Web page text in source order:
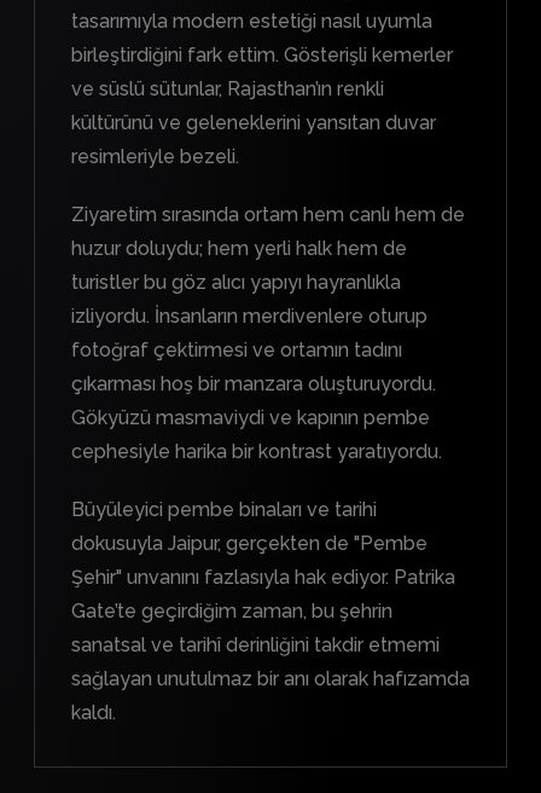
tasarımıyla modern estetiği nasıl uyumla
birleştirdiğini fark ettim. Gösterişli kemerler
ve süslü sütunlar, Rajasthan’ın renkli
kültürünü ve geleneklerini yansıtan duvar
resimleriyle bezeli.
Ziyaretim sırasında ortam hem canlı hem de
huzur doluydu; hem yerli halk hem de
turistler bu göz alıcı yapıyı hayranlıkla
izliyordu. İnsanların merdivenlere oturup
fotoğraf çektirmesi ve ortamın tadını
çıkarması hoş bir manzara oluşturuyordu.
Gökyüzü masmaviydi ve kapının pembe
cephesiyle harika bir kontrast yaratıyordu.
Büyüleyici pembe binaları ve tarihi
dokusuyla Jaipur, gerçekten de "Pembe
Şehir" unvanını fazlasıyla hak ediyor. Patrika
Gate’te geçirdiğim zaman, bu şehrin
sanatsal ve tarihî derinliğini takdir etmemi
sağlayan unutulmaz bir anı olarak hafızamda
kaldı.